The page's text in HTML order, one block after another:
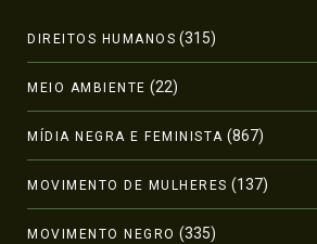
DIREITOS HUMANOS (315)
MEIO AMBIENTE (22)
MÍDIA NEGRA E FEMINISTA (867)
MOVIMENTO DE MULHERES (137)
MOVIMENTO NEGRO (335)